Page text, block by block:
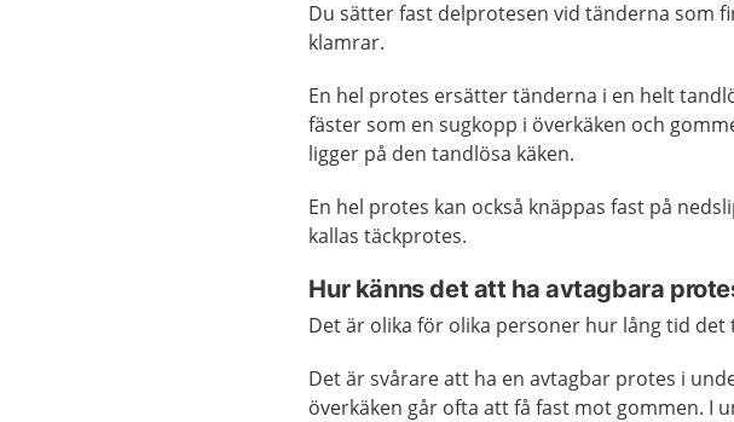
Du sätter fast delprotesen vid tänderna som
klamrar.
En hel protes ersätter tänderna i en helt
fäster som en sugkopp i överkäken och
ligger på den tandlösa käken.
En hel protes kan också knäppas fast på
kallas täckprotes.
Hur känns det att ha avtagbara
Det är olika för olika personer hur lång tid det
Det är svårare att ha en avtagbar protes i
överkäken går ofta att få fast mot gommen. I